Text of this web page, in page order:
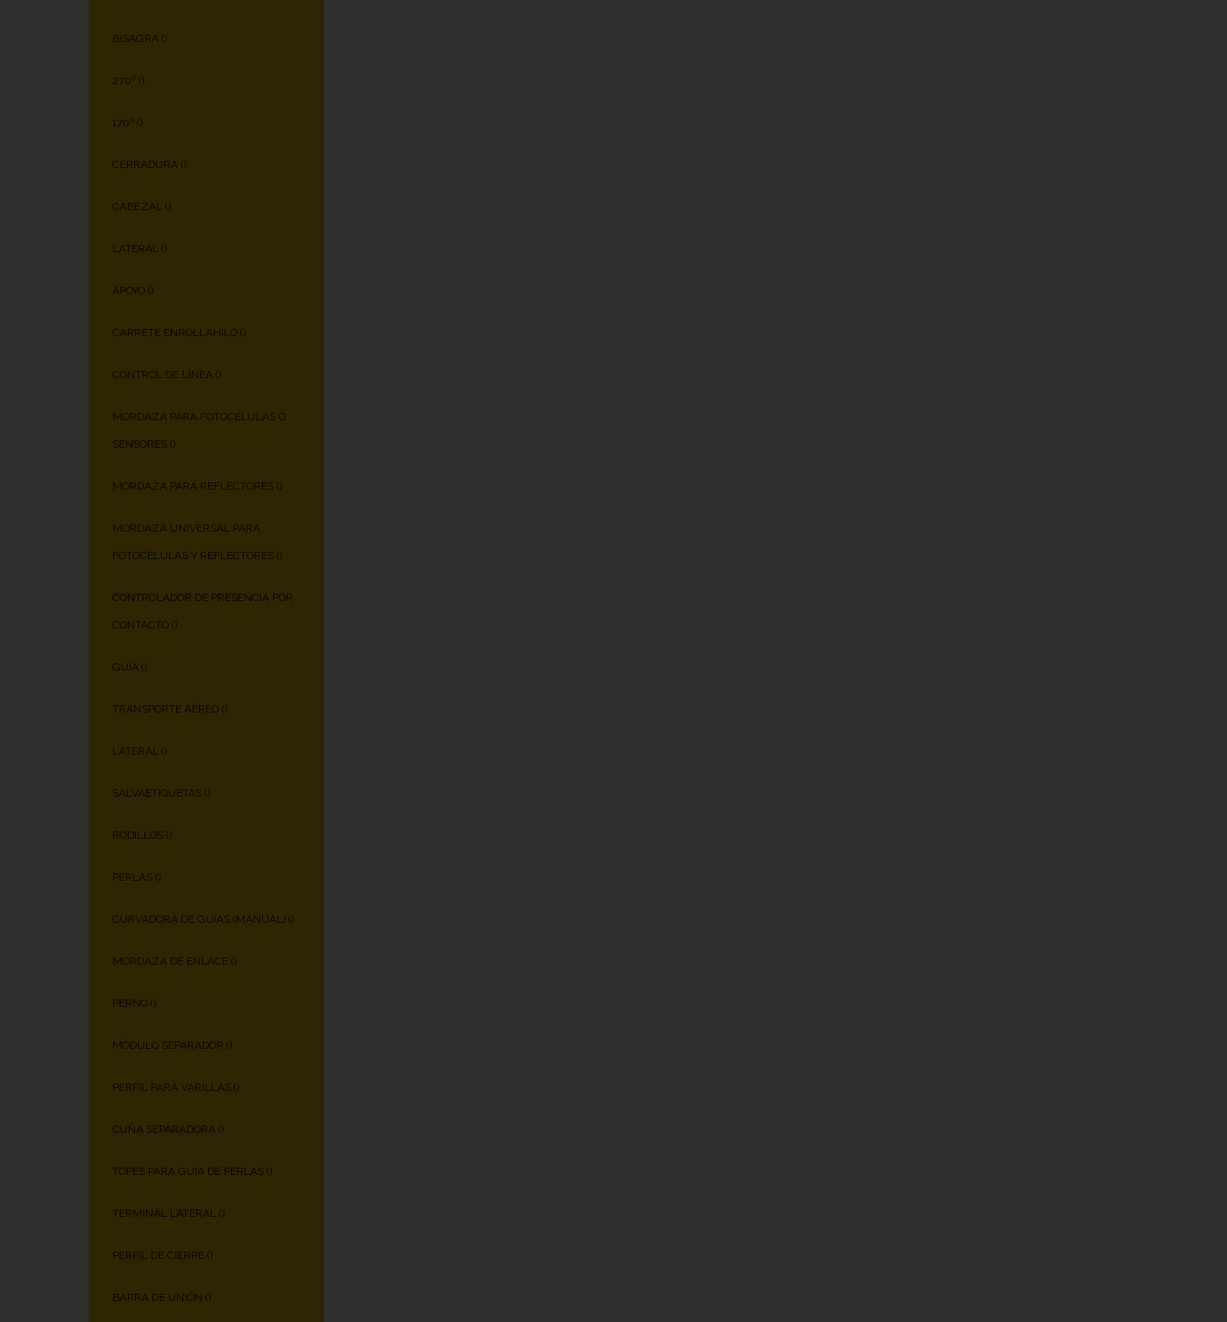
BISAGRA ()
270º ()
170º ()
CERRADURA ()
CABEZAL ()
LATERAL ()
APOYO ()
CARRETE ENROLLAHILO ()
CONTROL DE LÍNEA ()
MORDAZA PARA FOTOCÉLULAS O
SENSORES ()
MORDAZA PARA REFLECTORES ()
MORDAZA UNIVERSAL PARA
FOTOCÉLULAS Y REFLECTORES ()
CONTROLADOR DE PRESENCIA POR
CONTACTO ()
GUÍA ()
TRANSPORTE AÉREO ()
LATERAL ()
SALVAETIQUETAS ()
RODILLOS ()
PERLAS ()
CURVADORA DE GUÍAS (MANUAL) ()
MORDAZA DE ENLACE ()
PERNO ()
MÓDULO SEPARADOR ()
PERFIL PARA VARILLAS ()
CUÑA SEPARADORA ()
TOPES PARA GUÍA DE PERLAS ()
TERMINAL LATERAL ()
PERFIL DE CIERRE ()
BARRA DE UNIÓN ()